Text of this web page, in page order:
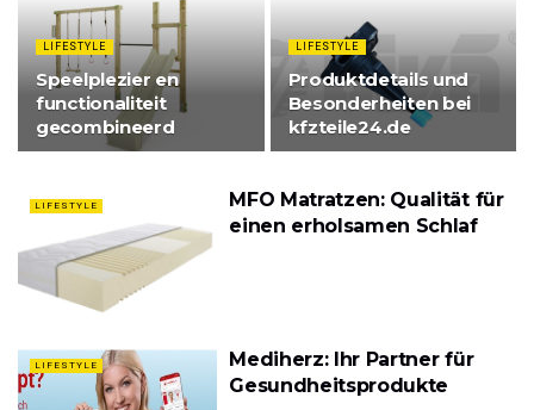
LIFESTYLE
Speelplezier en
functionaliteit
gecombineerd
LIFESTYLE
Produktdetails und
Besonderheiten bei
kfzteile24.de
LIFESTYLE
MFO Matratzen: Qualität für
einen erholsamen Schlaf
LIFESTYLE
Mediherz: Ihr Partner für
Gesundheitsprodukte